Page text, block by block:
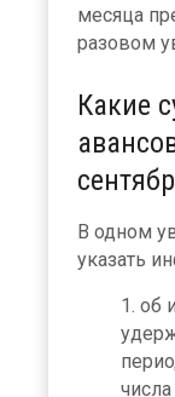
месяца
разовом
Какие
В одном
указать
об